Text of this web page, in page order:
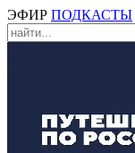
ЭФИР ПОДКАСТЫ